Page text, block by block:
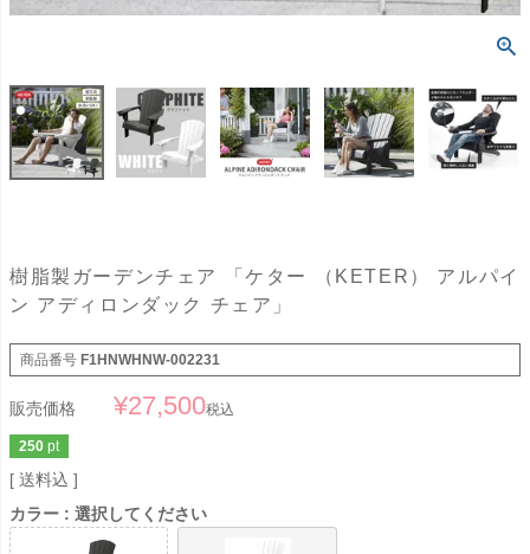
樹脂製ガーデンチェア 「ケター （KETER） アルパイ
ン アディロンダック チェア」
商品番号 F1HNWHNW-002231
販売価格 ¥27,500税込
250 pt
送料込
カラー
選択してください